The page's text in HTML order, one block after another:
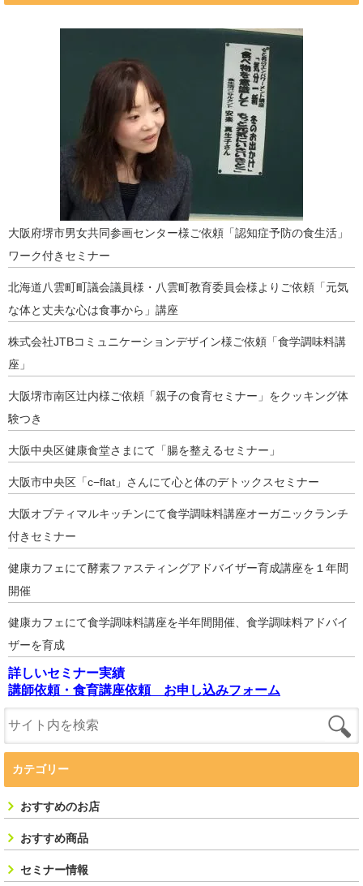
大阪府堺市男女共同参画センター様ご依頼「認知症予防の食生活」
ワーク付きセミナー
北海道八雲町町議会議員様・八雲町教育委員会様よりご依頼「元気
な体と丈夫な心は食事から」講座
株式会社JTBコミュニケーションデザイン様ご依頼「食学調味料講
座」
大阪堺市南区辻内様ご依頼「親子の食育セミナー」をクッキング体
験つき
大阪中央区健康食堂さまにて「腸を整えるセミナー」
大阪市中央区「c−flat」さんにて心と体のデトックスセミナー
大阪オプティマルキッチンにて食学調味料講座オーガニックランチ
付きセミナー
健康カフェにて酵素ファスティングアドバイザー育成講座を１年間
開催
健康カフェにて食学調味料講座を半年間開催、食学調味料アドバイ
ザーを育成
詳しいセミナー実績
講師依頼・食育講座依頼 お申し込みフォーム
カテゴリー
おすすめのお店
おすすめ商品
セミナー情報